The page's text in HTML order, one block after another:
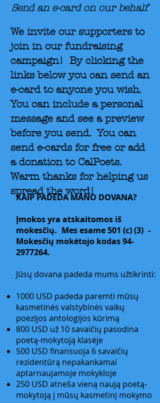
Send an e-card on our behalf
We invite our supporters to
join in our fundraising
campaign! By clicking the
links below you can send an
e-card to anyone you wish.
You can include a personal
message and see a preview
before you send. You can
send e-cards for free or add
a donation to CalPoets.
Warm thanks for helping us
spread the word!
KAIP PADĖDA MANO DOVANA?
Įmokos yra atskaitomos iš
mokesčių. Mes esame 501 (c) (3) -
Mokesčių mokėtojo kodas94-
2977264.
Jūsų dovana padeda mums užtikrinti:
1000 USD padeda paremti mūsų
kasmetinės valstybinės vaikų
poezijos antologijos kūrimą
800 USD už 10 savaičių pasodina
poetą-mokytoją klasėje
500 USD finansuoja 6 savaičių
rezidentūrą nepakankamai
aptarnaujamoje mokykloje
250 USD atneša vieną naują poetą-
mokytoją į mūsų kasmetinį mokymo